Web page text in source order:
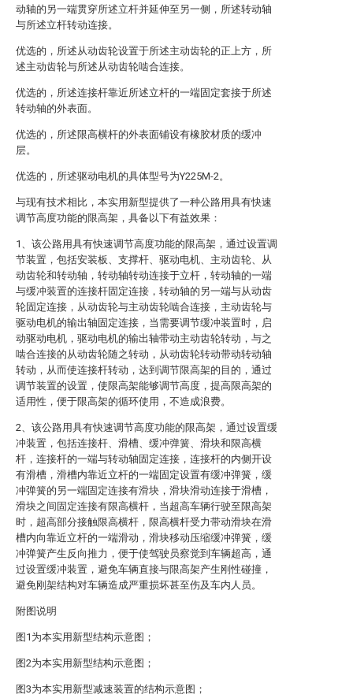
动轴的另一端贯穿所述立杆并延伸至另一侧，所述转动轴
与所述立杆转动连接。
优选的，所述从动齿轮设置于所述主动齿轮的正上方，所
述主动齿轮与所述从动齿轮啮合连接。
优选的，所述连接杆靠近所述立杆的一端固定套接于所述
转动轴的外表面。
优选的，所述限高横杆的外表面铺设有橡胶材质的缓冲
层。
优选的，所述驱动电机的具体型号为Y225M-2。
与现有技术相比，本实用新型提供了一种公路用具有快速
调节高度功能的限高架，具备以下有益效果：
1、该公路用具有快速调节高度功能的限高架，通过设置调
节装置，包括安装板、支撑杆、驱动电机、主动齿轮、从
动齿轮和转动轴，转动轴转动连接于立杆，转动轴的一端
与缓冲装置的连接杆固定连接，转动轴的另一端与从动齿
轮固定连接，从动齿轮与主动齿轮啮合连接，主动齿轮与
驱动电机的输出轴固定连接，当需要调节缓冲装置时，启
动驱动电机，驱动电机的输出轴带动主动齿轮转动，与之
啮合连接的从动齿轮随之转动，从动齿轮转动带动转动轴
转动，从而使连接杆转动，达到调节限高架的目的，通过
调节装置的设置，使限高架能够调节高度，提高限高架的
适用性，便于限高架的循环使用，不造成浪费。
2、该公路用具有快速调节高度功能的限高架，通过设置缓
冲装置，包括连接杆、滑槽、缓冲弹簧、滑块和限高横
杆，连接杆的一端与转动轴固定连接，连接杆的内侧开设
有滑槽，滑槽内靠近立杆的一端固定设置有缓冲弹簧，缓
冲弹簧的另一端固定连接有滑块，滑块滑动连接于滑槽，
滑块之间固定连接有限高横杆，当超高车辆行驶至限高架
时，超高部分接触限高横杆，限高横杆受力带动滑块在滑
槽内向靠近立杆的一端滑动，滑块移动压缩缓冲弹簧，缓
冲弹簧产生反向推力，便于使驾驶员察觉到车辆超高，通
过设置缓冲装置，避免车辆直接与限高架产生刚性碰撞，
避免刚架结构对车辆造成严重损坏甚至伤及车内人员。
附图说明
图1为本实用新型结构示意图；
图2为本实用新型结构示意图；
图3为本实用新型减速装置的结构示意图；